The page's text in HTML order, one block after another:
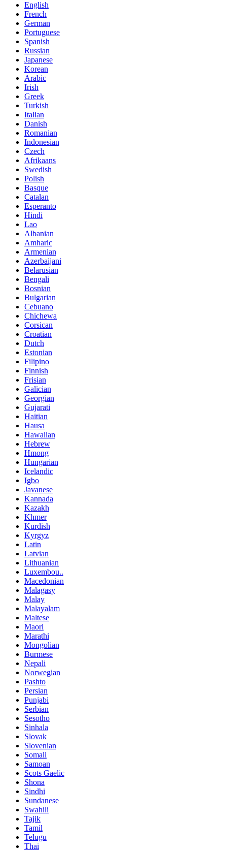
English
French
German
Portuguese
Spanish
Russian
Japanese
Korean
Arabic
Irish
Greek
Turkish
Italian
Danish
Romanian
Indonesian
Czech
Afrikaans
Swedish
Polish
Basque
Catalan
Esperanto
Hindi
Lao
Albanian
Amharic
Armenian
Azerbaijani
Belarusian
Bengali
Bosnian
Bulgarian
Cebuano
Chichewa
Corsican
Croatian
Dutch
Estonian
Filipino
Finnish
Frisian
Galician
Georgian
Gujarati
Haitian
Hausa
Hawaiian
Hebrew
Hmong
Hungarian
Icelandic
Igbo
Javanese
Kannada
Kazakh
Khmer
Kurdish
Kyrgyz
Latin
Latvian
Lithuanian
Luxembou..
Macedonian
Malagasy
Malay
Malayalam
Maltese
Maori
Marathi
Mongolian
Burmese
Nepali
Norwegian
Pashto
Persian
Punjabi
Serbian
Sesotho
Sinhala
Slovak
Slovenian
Somali
Samoan
Scots Gaelic
Shona
Sindhi
Sundanese
Swahili
Tajik
Tamil
Telugu
Thai